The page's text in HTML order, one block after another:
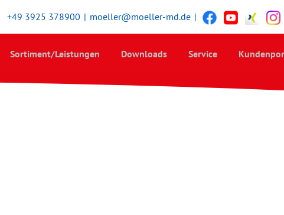
+49 3925 378900 | moeller@moeller-md.de |
Sortiment/Leistungen Downloads Service